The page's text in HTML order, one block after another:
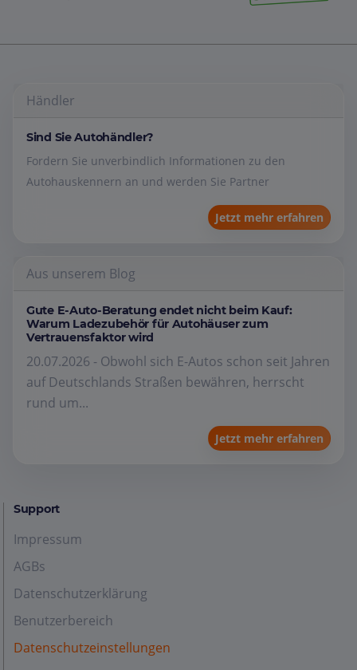
Händler
Sind Sie Autohändler?
Fordern Sie unverbindlich Informationen zu den
Autohauskennern an und werden Sie Partner
Jetzt mehr erfahren
Aus unserem Blog
Gute E-Auto-Beratung endet nicht beim Kauf:
Warum Ladezubehör für Autohäuser zum
Vertrauensfaktor wird
20.07.2026 - Obwohl sich E-Autos schon seit Jahren
auf Deutschlands Straßen bewähren, herrscht
rund um...
Jetzt mehr erfahren
Support
Impressum
AGBs
Datenschutzerklärung
Benutzerbereich
Datenschutzeinstellungen